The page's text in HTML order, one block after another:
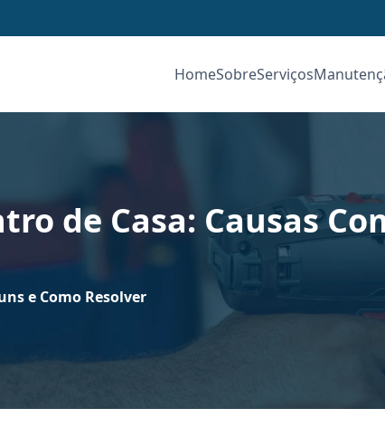
HomeSobreServiços
de Casa: Causas
e Como Resolver